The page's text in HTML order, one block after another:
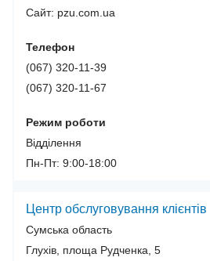
Сайт: pzu.com.ua
Телефон
(067) 320-11-39
(067) 320-11-67
Режим роботи
Відділення
Пн-Пт: 9:00-18:00
Центр обслуговування клієнтів
Сумська область
Глухів, площа Рудченка, 5